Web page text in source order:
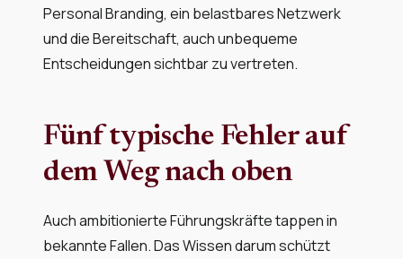
Personal Branding, ein belastbares Netzwerk
und die Bereitschaft, auch unbequeme
Entscheidungen sichtbar zu vertreten.
Fünf typische Fehler auf
dem Weg nach oben
Auch ambitionierte Führungskräfte tappen in
bekannte Fallen. Das Wissen darum schützt